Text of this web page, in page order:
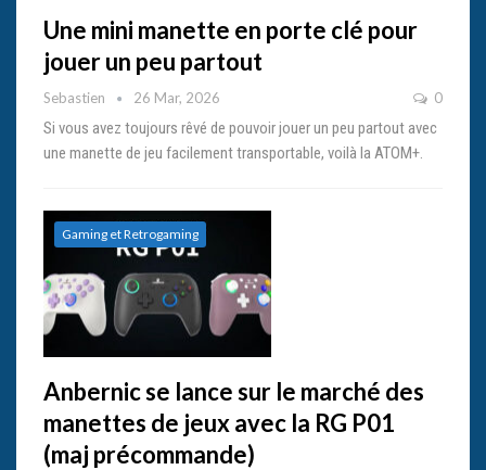
Une mini manette en porte clé pour
jouer un peu partout
Sebastien 26 Mar, 2026 0
Si vous avez toujours rêvé de pouvoir jouer un peu partout avec
une manette de jeu facilement transportable, voilà la ATOM+.
Gaming et Retrogaming
Anbernic se lance sur le marché des
manettes de jeux avec la RG P01
(maj précommande)